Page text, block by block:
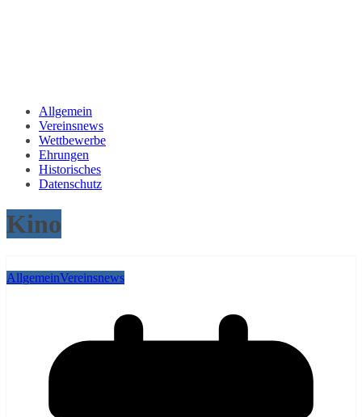
Allgemein
Vereinsnews
Wettbewerbe
Ehrungen
Historisches
Datenschutz
Kino
AllgemeinVereinsnews